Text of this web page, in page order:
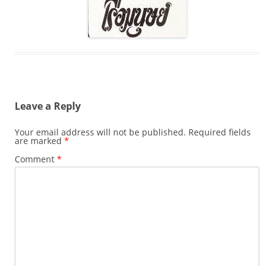
Leave a Reply
Your email address will not be published. Required fields
are marked *
Comment *